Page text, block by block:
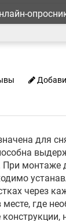
для
При монтаже
через
где
конструкции,